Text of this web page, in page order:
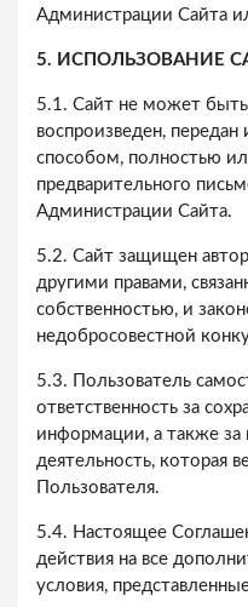
Администрации Сайта
5. ИСПОЛЬЗОВАНИЕ
5.1. Сайт не может быть
воспроизведен,
способом, полностью
предварительного
Администрации Сайта.
5.2. Сайт защищен
другими правами,
собственностью, и
недобросовестной
5.3. Пользователь
ответственность за
информации, а также за
деятельность, которая
Пользователя.
5.4. Настоящее
действия на все
условия,